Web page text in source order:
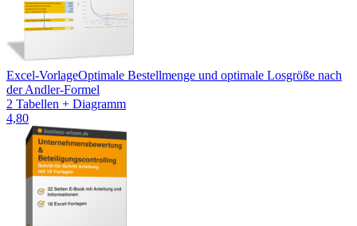
Excel-VorlageOptimale Bestellmenge und optimale Losgröße nach
der Andler-Formel
2 Tabellen + Diagramm
4,80